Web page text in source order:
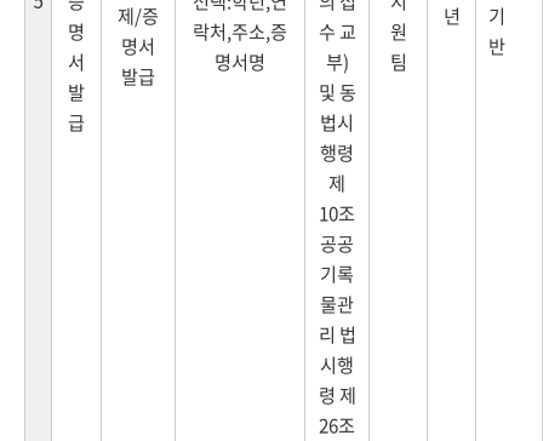
명
서
발
급
제/증
명서
발급
락처,주소,증
명서명
수 교
부)
및 동
법시
행령
제
10조
공공
기록
물관
리 법
시행
령 제
26조
원
팀
년
기
반